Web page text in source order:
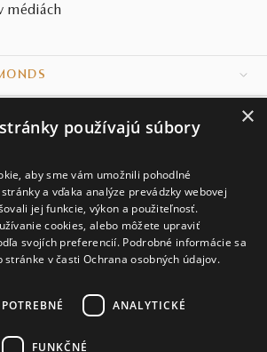
médiách
×
používajú súbory
aby sme vám umožnili pohodlné
a vďaka analýze prevádzky webovej
jej funkcie, výkon a použiteľnosť.
cookies, alebo môžete upraviť
svojích preferencií. Podrobné informácie sa
stránke v časti Ochrana osobných údajov.
ANALYTICKÉ
FUNKČNÉ